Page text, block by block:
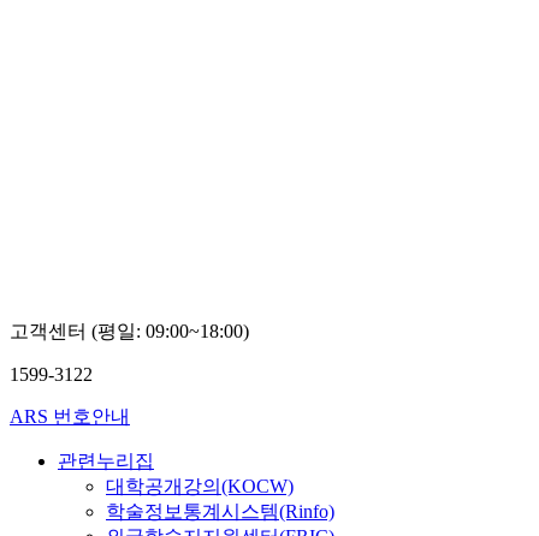
고객센터 (평일: 09:00~18:00)
1599-3122
ARS 번호안내
관련누리집
대학공개강의(KOCW)
학술정보통계시스템(Rinfo)